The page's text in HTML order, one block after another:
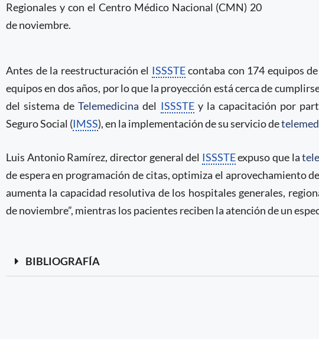
Regionales y con el Centro Médico Nacional (CMN) 20
de noviembre.
Antes de la reestructuración el ISSSTEcontaba con 174 equipos de
equipos en dos años, por lo que la proyección está cerca de
del sistema deTelemedicina del ISSSTEy la capacitación por
Seguro Social (IMSS), en la implementación de su servicio de
Luis Antonio Ramírez, director general del ISSSTEexpuso que la
de espera en programación de citas, optimiza el aprovechamiento
aumenta la capacidad resolutiva de los hospitales generales,
de noviembre”, mientras los pacientes reciben la atención de un
BIBLIOGRAFÍA